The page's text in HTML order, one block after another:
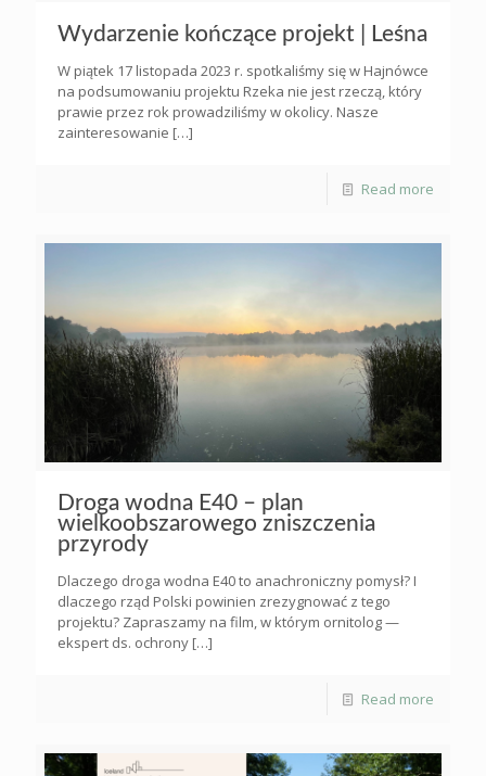
Wydarzenie kończące projekt | Leśna
W piątek 17 listopada 2023 r. spotkaliśmy się w Hajnówce
na podsumowaniu projektu Rzeka nie jest rzeczą, który
prawie przez rok prowadziliśmy w okolicy. Nasze
zainteresowanie […]
Read more
Droga wodna E40 – plan
wielkoobszarowego zniszczenia
przyrody
Dlaczego droga wodna E40 to anachroniczny pomysł? I
dlaczego rząd Polski powinien zrezygnować z tego
projektu? Zapraszamy na film, w którym ornitolog —
ekspert ds. ochrony […]
Read more